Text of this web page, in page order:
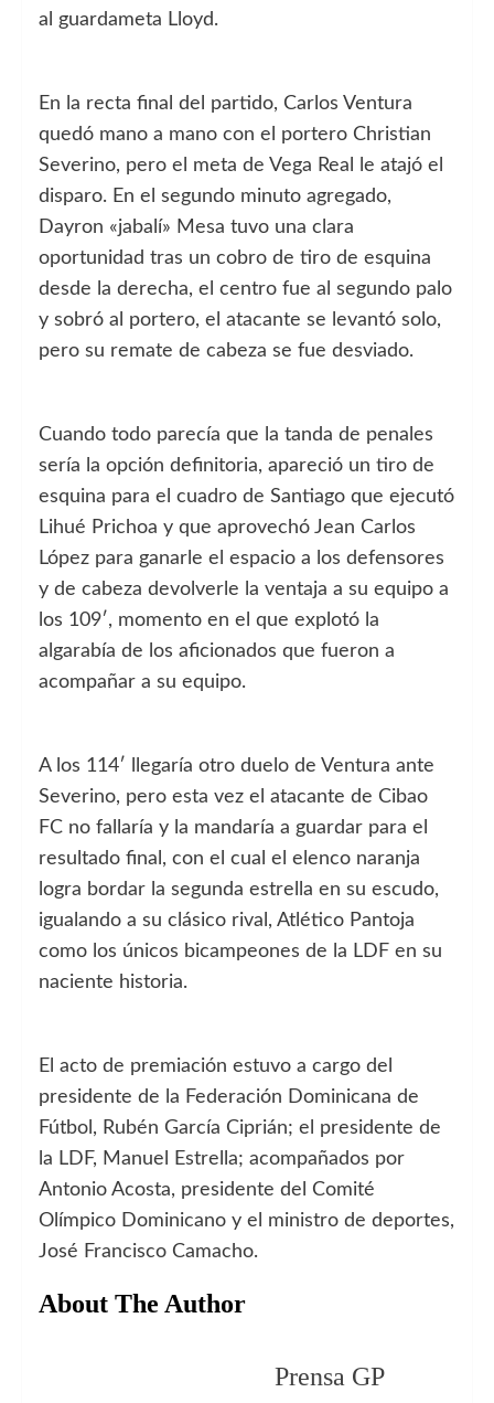
al guardameta Lloyd.
En la recta final del partido, Carlos Ventura
quedó mano a mano con el portero Christian
Severino, pero el meta de Vega Real le atajó el
disparo. En el segundo minuto agregado,
Dayron «jabalí» Mesa tuvo una clara
oportunidad tras un cobro de tiro de esquina
desde la derecha, el centro fue al segundo palo
y sobró al portero, el atacante se levantó solo,
pero su remate de cabeza se fue desviado.
Cuando todo parecía que la tanda de penales
sería la opción definitoria, apareció un tiro de
esquina para el cuadro de Santiago que ejecutó
Lihué Prichoa y que aprovechó Jean Carlos
López para ganarle el espacio a los defensores
y de cabeza devolverle la ventaja a su equipo a
los 109′, momento en el que explotó la
algarabía de los aficionados que fueron a
acompañar a su equipo.
A los 114′ llegaría otro duelo de Ventura ante
Severino, pero esta vez el atacante de Cibao
FC no fallaría y la mandaría a guardar para el
resultado final, con el cual el elenco naranja
logra bordar la segunda estrella en su escudo,
igualando a su clásico rival, Atlético Pantoja
como los únicos bicampeones de la LDF en su
naciente historia.
El acto de premiación estuvo a cargo del
presidente de la Federación Dominicana de
Fútbol, Rubén García Ciprián; el presidente de
la LDF, Manuel Estrella; acompañados por
Antonio Acosta, presidente del Comité
Olímpico Dominicano y el ministro de deportes,
José Francisco Camacho.
About The Author
Prensa GP